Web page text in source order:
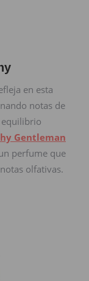
en esta
notas de
equilibrio
Gentleman
perfume que
olfativas.